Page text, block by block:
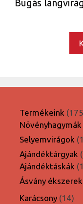
Bugás
Termékeink
Selyemvirágok
Ajándéktárgyak
Ajándéktáskák
Ásvány
Karácsony 1414